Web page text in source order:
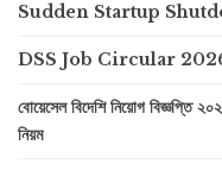
Sudden Startup
DSS Job Circular 2026 |
বোয়েসেল বিদেশি নিয়োগ বিজ্ঞপ্তি
নিয়ম